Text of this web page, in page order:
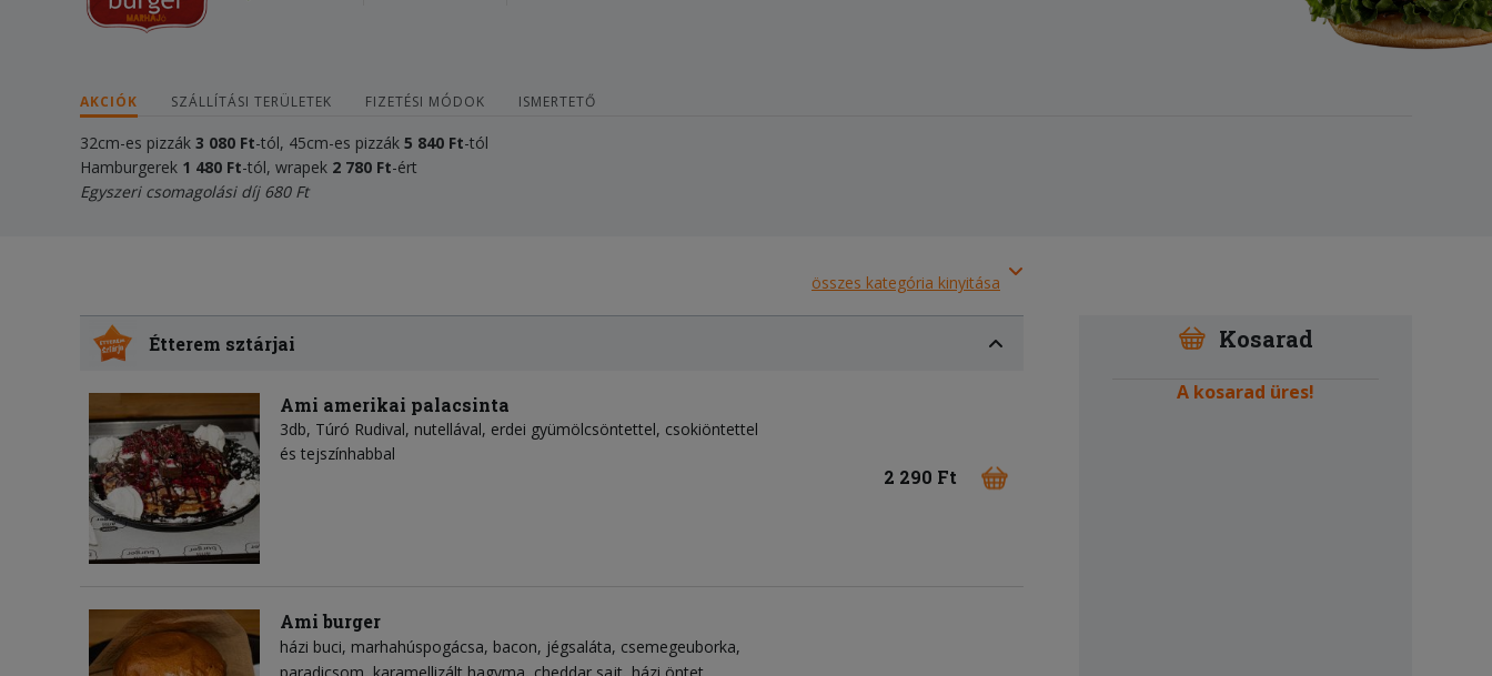
AKCIÓK SZÁLLÍTÁSI TERÜLETEK FIZETÉSI MÓDOK ISMERTETŐ
32cm-es pizzák 3 080 Ft-tól, 45cm-es pizzák 5 840 Ft-tól
Hamburgerek 1 480 Ft-tól, wrapek 2 780 Ft-ért
Egyszeri csomagolási díj 680 Ft
összes kategória kinyitása
Étterem sztárjai
Ami amerikai palacsinta
3db, Túró Rudival, nutellával, erdei gyümölcsöntettel, csokiöntettel
és tejszínhabbal
2 290 Ft
Ami burger
házi buci marhahúspogácsa bacon jégsaláta csemegeuborka
Kosarad
A kosarad üres!